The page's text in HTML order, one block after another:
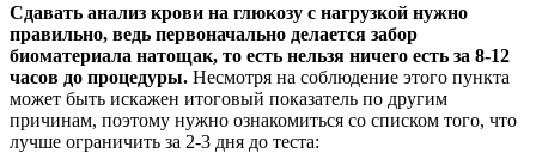
Сдавать анализ крови на глюкозу с нагрузкой нужно
правильно, ведь первоначально делается забор
биоматериала натощак, то есть нельзя ничего есть за 8-12
часов до процедуры. Несмотря на соблюдение этого пункта
может быть искажен итоговый показатель по другим
причинам, поэтому нужно ознакомиться со списком того, что
лучше ограничить за 2-3 дня до теста: